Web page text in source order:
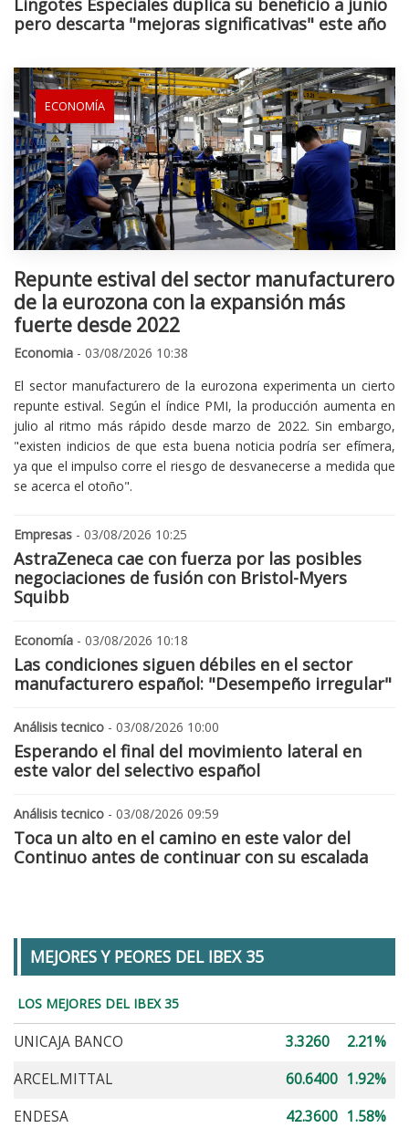
Lingotes Especiales duplica su beneficio a junio
pero descarta "mejoras significativas" este año
ECONOMÍA
Repunte estival del sector manufacturero
de la eurozona con la expansión más
fuerte desde 2022
Economia - 03/08/2026 10:38
El sector manufacturero de la eurozona experimenta un cierto
repunte estival. Según el índice PMI, la producción aumenta en
julio al ritmo más rápido desde marzo de 2022. Sin embargo,
"existen indicios de que esta buena noticia podría ser efímera,
ya que el impulso corre el riesgo de desvanecerse a medida que
se acerca el otoño".
Empresas - 03/08/2026 10:25
AstraZeneca cae con fuerza por las posibles
negociaciones de fusión con Bristol-Myers
Squibb
Economía - 03/08/2026 10:18
Las condiciones siguen débiles en el sector
manufacturero español: "Desempeño irregular"
Análisis tecnico - 03/08/2026 10:00
Esperando el final del movimiento lateral en
este valor del selectivo español
Análisis tecnico - 03/08/2026 09:59
Toca un alto en el camino en este valor del
Continuo antes de continuar con su escalada
MEJORES Y PEORES DEL IBEX 35
LOS MEJORES DEL IBEX 35
UNICAJA BANCO 3.3260
2.21%
ARCEL.MITTAL
60.6400 1.92%
ENDESA
42.3600 1.58%